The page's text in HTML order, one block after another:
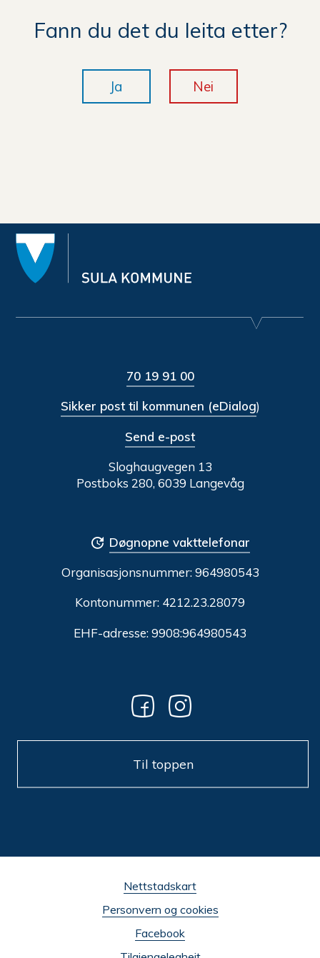
Fann du det du leita etter?
Ja Nei
70 19 91 00
Sikker post til kommunen (eDialog)
Send e-post
Sloghaugvegen 13
Postboks 280, 6039 Langevåg
Døgnopne vakttelefonar
Organisasjonsnummer:964980543
Kontonummer: 4212.23.28079
EHF-adresse: 9908:964980543
Til toppen
Nettstadskart
Personvern og cookies
Facebook